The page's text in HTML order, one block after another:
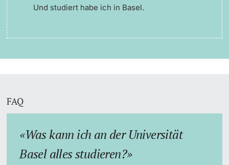
Und studiert habe ich in Basel.
FAQ
Was kann ich an der Universität
Basel alles studieren?